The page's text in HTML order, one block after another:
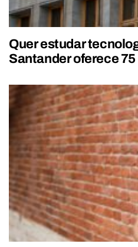
Quer estudar
Santander oferece